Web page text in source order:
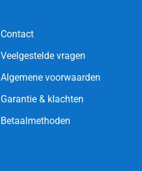
Contact
Veelgestelde vragen
Algemene voorwaarden
Garantie & klachten
Betaalmethoden